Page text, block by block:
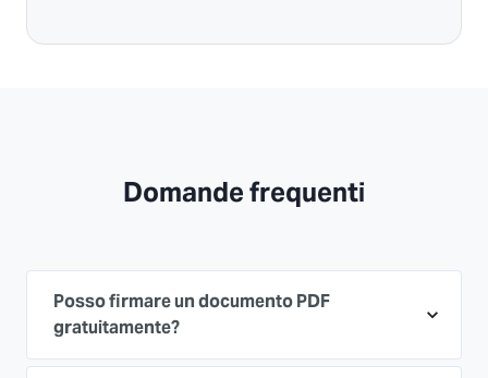
Domande frequenti
Posso firmare un documento PDF
gratuitamente?